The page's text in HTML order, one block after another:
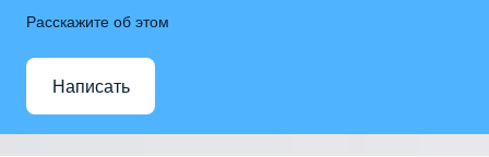
Расскажите об этом
Написать